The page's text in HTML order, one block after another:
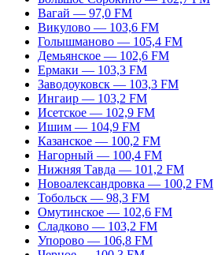
Вагай — 97,0 FM
Викулово — 103,6 FM
Голышманово — 105,4 FM
Демьянское — 102,6 FM
Ермаки — 103,3 FM
Заводоуковск — 103,3 FM
Ингаир — 103,2 FM
Исетское — 102,9 FM
Ишим — 104,9 FM
Казанское — 100,2 FM
Нагорный — 100,4 FM
Нижняя Тавда — 101,2 FM
Новоалександровка — 100,2 FM
Тобольск — 98,3 FM
Омутинское — 102,6 FM
Сладково — 103,2 FM
Упорово — 106,8 FM